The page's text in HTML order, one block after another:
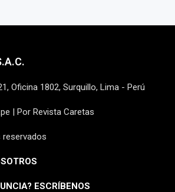
Oficina 1802, Surquillo, Lima - Perú
| Por Revista Caretas
ESCRÍBENOS